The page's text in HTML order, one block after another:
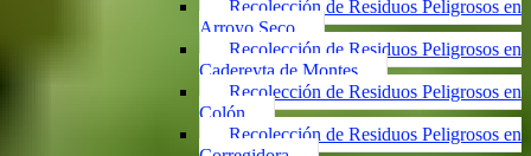
Recolección de Residuos Peligrosos en
Arroyo Seco
Recolección de Residuos Peligrosos en
Cadereyta de Montes
Recolección de Residuos Peligrosos en
Colón
Recolección de Residuos Peligrosos en